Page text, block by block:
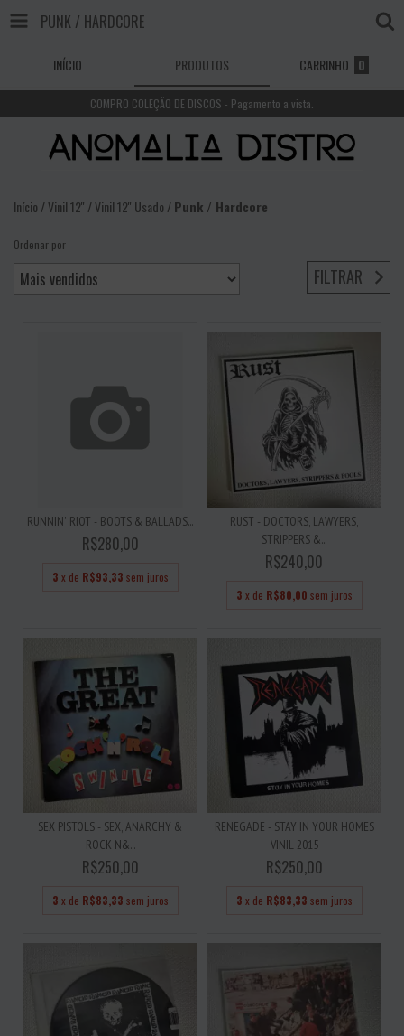
PUNK / HARDCORE
INÍCIO PRODUTOS CARRINHO 0
COMPRO COLEÇÃO DE DISCOS - Pagamento a vista.
Início /Vinil 12'' /Vinil 12'' Usado /Punk / Hardcore
Ordenar por
FILTRAR
RUNNIN' RIOT - BOOTS & BALLADS...
R$280,00
3 x de R$93,33 sem juros
RUST - DOCTORS, LAWYERS,
STRIPPERS &...
R$240,00
3 x de R$80,00 sem juros
SEX PISTOLS - SEX, ANARCHY &
ROCK N&...
R$250,00
3 x de R$83,33 sem juros
RENEGADE - STAY IN YOUR HOMES
VINIL 2015
R$250,00
3 x de R$83,33 sem juros